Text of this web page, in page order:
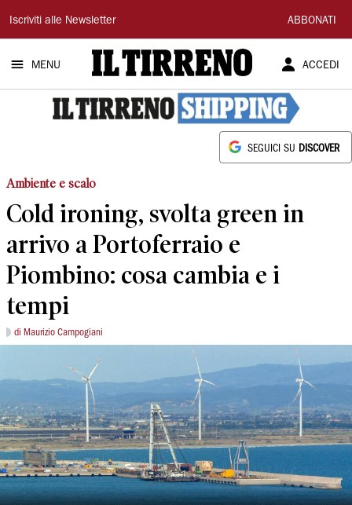
Il
Tirreno
Iscriviti alle Newsletter ABBONATI
MENU ACCEDI
SEGUICI SU DISCOVER
Ambiente e scalo
Cold ironing, svolta green in
arrivo a Portoferraio e
Piombino: cosa cambia e i
tempi
di Maurizio Campogiani